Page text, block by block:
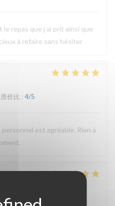
repas que j ai prit ainsi que
à refaire sans hésiter
质价比 : 4/5
est agréable. Rien à
质价比